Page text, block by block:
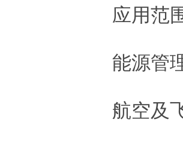
应用范
能源
航空及